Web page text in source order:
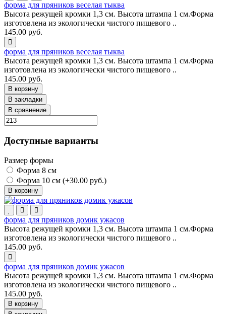
форма для пряников веселая тыква
Высота режущей кромки 1,3 см. Высота штампа 1 см.Форма
изготовлена из экологически чистого пищевого ..
145.00 руб.
форма для пряников веселая тыква
Высота режущей кромки 1,3 см. Высота штампа 1 см.Форма
изготовлена из экологически чистого пищевого ..
145.00 руб.
В корзину
В закладки
В сравнение
Доступные варианты
Размер формы
Форма 8 см
Форма 10 см (+30.00 руб.)
В корзину
форма для пряников домик ужасов
Высота режущей кромки 1,3 см. Высота штампа 1 см.Форма
изготовлена из экологически чистого пищевого ..
145.00 руб.
форма для пряников домик ужасов
Высота режущей кромки 1,3 см. Высота штампа 1 см.Форма
изготовлена из экологически чистого пищевого ..
145.00 руб.
В корзину